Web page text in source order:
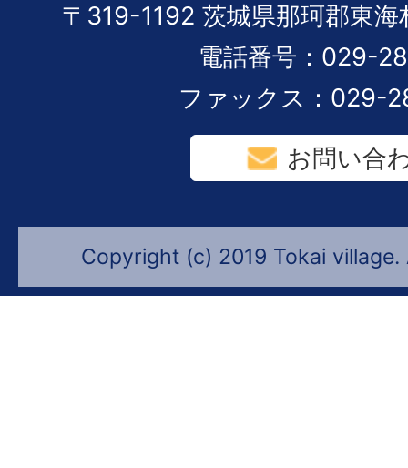
〒319-1192 茨城県那珂郡東海
電話番号：029-
ファックス：029-
お問い合
Copyright (c) 2019 Tokai village.